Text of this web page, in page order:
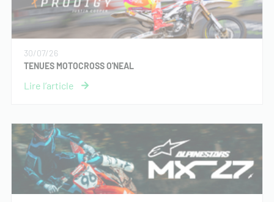
30/07/26
TENUES MOTOCROSS O'NEAL